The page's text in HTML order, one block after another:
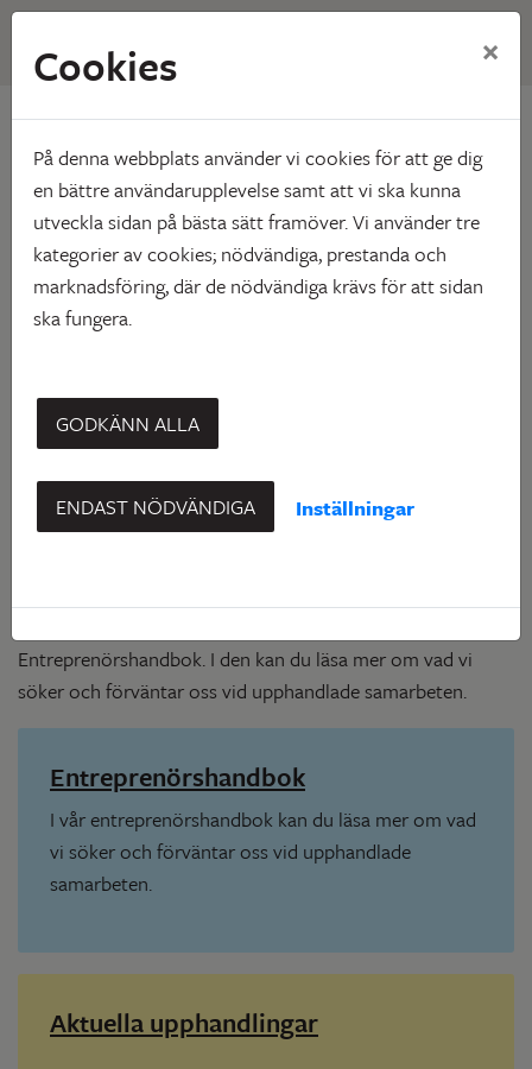
Hem Om Skebo Upphandling
Upphandling
Skebo upphandlar varje år stora mängder varor, tjänster
och entreprenader. Alla inköp och kontrakterade
Entreprenörshandbok. I den kan du läsa mer om vad vi
söker och förväntar oss vid upphandlade samarbeten.
Entreprenörshandbok
I vår entreprenörshandbok kan du läsa mer om vad
vi söker och förväntar oss vid upphandlade
samarbeten.
Aktuella upphandlingar
Cookies ×
På denna webbplats använder vi cookies för att ge dig
en bättre användarupplevelse samt att vi ska kunna
utveckla sidan på bästa sätt framöver. Vi använder tre
kategorier av cookies; nödvändiga, prestanda och
marknadsföring, där de nödvändiga krävs för att sidan
ska fungera.
GODKÄNN ALLA
ENDAST NÖDVÄNDIGA Inställningar